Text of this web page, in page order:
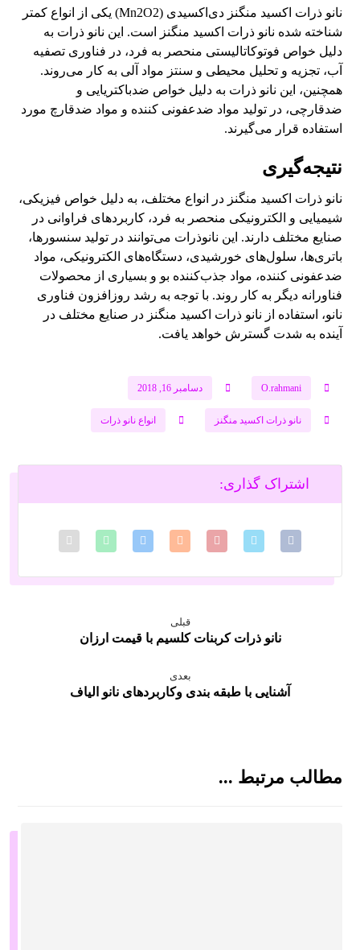
نانو ذرات اکسید منگنز دی‌اکسیدی (Mn2O2) یکی از انواع کمتر
شناخته شده نانو ذرات اکسید منگنز است. این نانو ذرات به
دلیل خواص فوتوکاتالیستی منحصر به فرد، در فناوری تصفیه
آب، تجزیه و تحلیل محیطی و سنتز مواد آلی به کار می‌روند.
همچنین، این نانو ذرات به دلیل خواص ضدباکتریایی و
ضدقارچی، در تولید مواد ضدعفونی کننده و مواد ضدقارچ مورد
استفاده قرار می‌گیرند.
نتیجه‌گیری
نانو ذرات اکسید منگنز در انواع مختلف، به دلیل خواص فیزیکی،
شیمیایی و الکترونیکی منحصر به فرد، کاربردهای فراوانی در
صنایع مختلف دارند. این نانوذرات می‌توانند در تولید سنسورها،
باتری‌ها، سلول‌های خورشیدی، دستگاه‌های الکترونیکی، مواد
ضدعفونی کننده، مواد جذب‌کننده بو و بسیاری از محصولات
فناورانه دیگر به کار روند. با توجه به رشد روزافزون فناوری
نانو، استفاده از نانو ذرات اکسید منگنز در صنایع مختلف در
آینده به شدت گسترش خواهد یافت.
O.rahmani دسامبر 16, 2018
نانو ذرات اکسید منگنز انواع نانو ذرات
قبلی
نانو ذرات کربنات کلسیم با قیمت ارزان
بعدی
آشنایی با طبقه بندی وکاربردهای نانو الیاف
مطالب مرتبط ...